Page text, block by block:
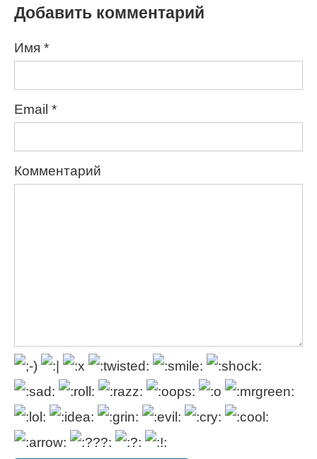
Добавить комментарий
Имя *
Email *
Комментарий